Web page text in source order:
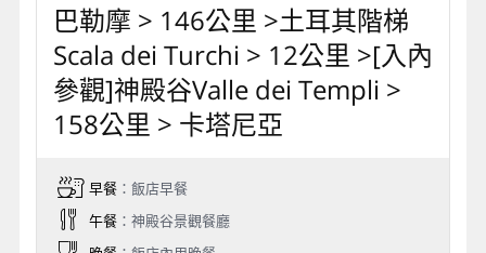
巴勒摩 > 146公里 >土耳其階梯
Scala dei Turchi > 12公里 >[入內
參觀]神殿谷Valle dei Templi >
158公里 > 卡塔尼亞
早餐：飯店早餐
午餐：神殿谷景觀餐廳